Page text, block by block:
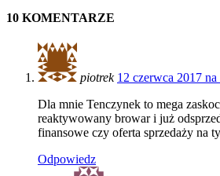
10 KOMENTARZE
piotrek 12 czerwca 2017
Dla mnie Tenczynek to mega
reaktywowany browar i już
finansowe czy oferta sprzedaży na
Odpowiedz